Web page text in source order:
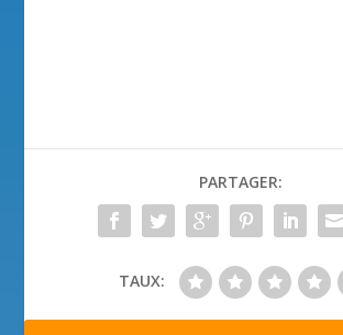
PARTAGER:
TAUX: